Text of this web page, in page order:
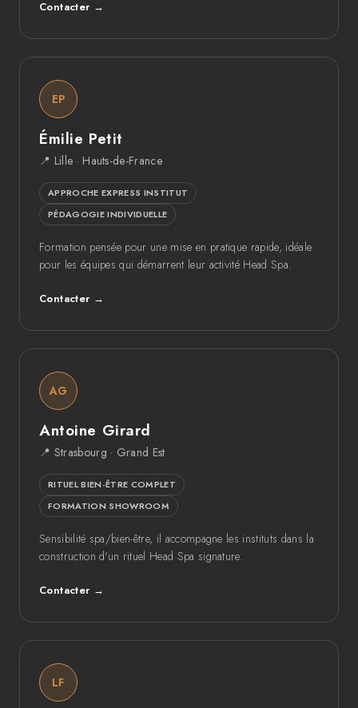
Contacter →
EP
Émilie Petit
📍 Lille · Hauts-de-France
APPROCHE EXPRESS INSTITUT
PÉDAGOGIE INDIVIDUELLE
Formation pensée pour une mise en pratique rapide, idéale
pour les équipes qui démarrent leur activité Head Spa.
Contacter →
AG
Antoine Girard
📍 Strasbourg · Grand Est
RITUEL BIEN-ÊTRE COMPLET
FORMATION SHOWROOM
Sensibilité spa/bien-être, il accompagne les instituts dans la
construction d'un rituel Head Spa signature.
Contacter →
LF